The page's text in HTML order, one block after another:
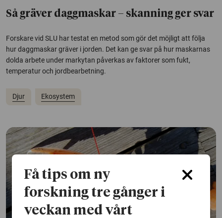
Så gräver daggmaskar – skanning ger svar
Forskare vid SLU har testat en metod som gör det möjligt att följa
hur daggmaskar gräver i jorden. Det kan ge svar på hur maskarnas
dolda arbete under markytan påverkas av faktorer som fukt,
temperatur och jordbearbetning.
Djur Ekosystem
Få tips om ny
forskning tre gånger i
veckan med vårt